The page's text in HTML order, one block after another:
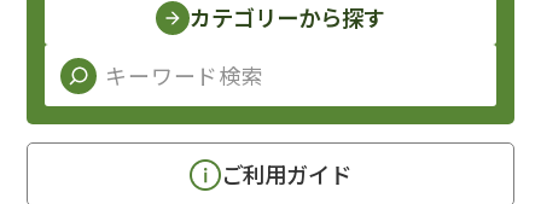
カテゴリーから探す
ご利用ガイド